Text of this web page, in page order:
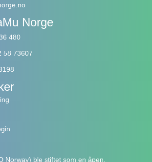
Norge
480
58 73607
Norway) ble stiftet som en åpen,